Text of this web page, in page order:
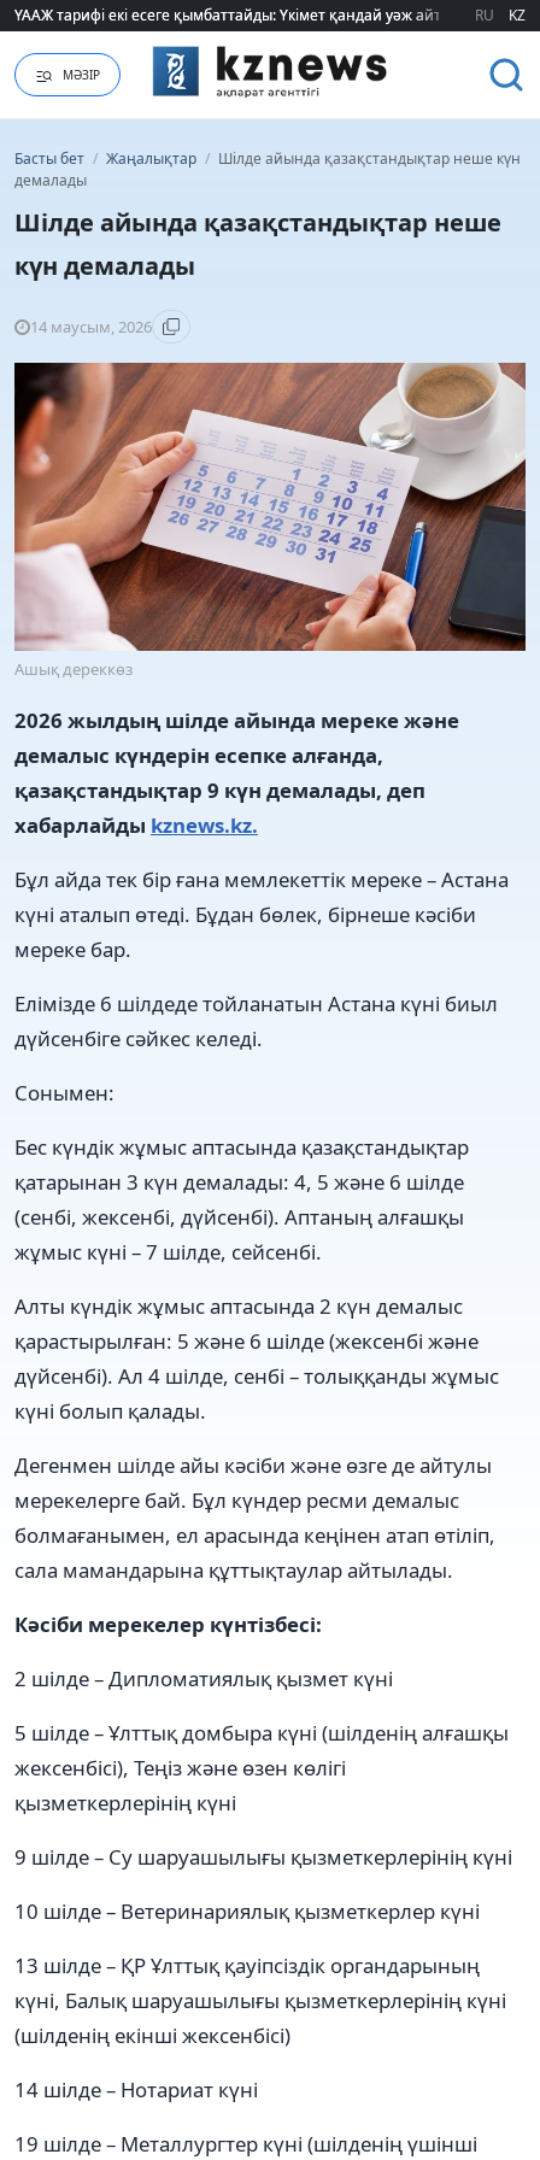
ҮААЖ тарифі екі есеге қымбаттайды: Үкімет қандай уәж айтады?
ҮААЖ тарифі екі есеге қымбаттайды: Үкімет қандай уәж айтады? RU KZ
МӘЗІР
Басты бет / Жаңалықтар / Шілде айында қазақстандықтар неше күн
демалады
Шілде айында қазақстандықтар неше
күн демалады
14 маусым, 2026
Ашық дереккөз
2026 жылдың шілде айында мереке және
демалыс күндерін есепке алғанда,
қазақстандықтар 9 күн демалады, деп
хабарлайды kznews.kz.
Бұл айда тек бір ғана мемлекеттік мереке – Астана
күні аталып өтеді. Бұдан бөлек, бірнеше кәсіби
мереке бар.
Елімізде 6 шілдеде тойланатын Астана күні биыл
дүйсенбіге сәйкес келеді.
Сонымен:
Бес күндік жұмыс аптасында қазақстандықтар
қатарынан 3 күн демалады: 4, 5 және 6 шілде
(сенбі, жексенбі, дүйсенбі). Аптаның алғашқы
жұмыс күні – 7 шілде, сейсенбі.
Алты күндік жұмыс аптасында 2 күн демалыс
қарастырылған: 5 және 6 шілде (жексенбі және
дүйсенбі). Ал 4 шілде, сенбі – толыққанды жұмыс
күні болып қалады.
Дегенмен шілде айы кәсіби және өзге де айтулы
мерекелерге бай. Бұл күндер ресми демалыс
болмағанымен, ел арасында кеңінен атап өтіліп,
сала мамандарына құттықтаулар айтылады.
Кәсіби мерекелер күнтізбесі:
2 шілде – Дипломатиялық қызмет күні
5 шілде – Ұлттық домбыра күні (шілденің алғашқы
жексенбісі), Теңіз және өзен көлігі
қызметкерлерінің күні
9 шілде – Су шаруашылығы қызметкерлерінің күні
10 шілде – Ветеринариялық қызметкерлер күні
13 шілде – ҚР Ұлттық қауіпсіздік органдарының
күні, Балық шаруашылығы қызметкерлерінің күні
(шілденің екінші жексенбісі)
14 шілде – Нотариат күні
19 шілде – Металлургтер күні (шілденің үшінші